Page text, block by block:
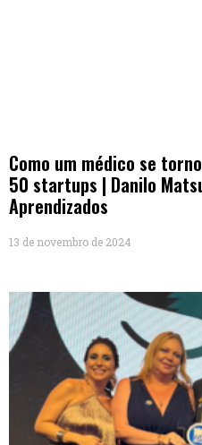
Como um médico se
50 startups | Danilo
Aprendizados
13 de novembro de 2024